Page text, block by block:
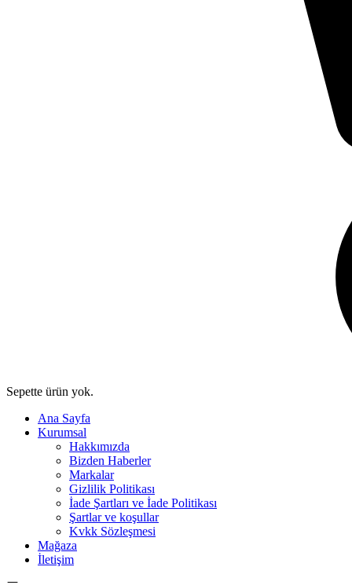
Sepette ürün yok.
Ana Sayfa
Kurumsal
Hakkımızda
Bizden Haberler
Markalar
Gizlilik Politikası
İade Şartları ve İade Politikası
Şartlar ve koşullar
Kvkk Sözleşmesi
Mağaza
İletişim